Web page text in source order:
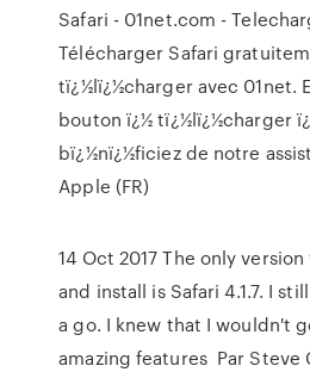
Safari - 01net.com -
Télécharger Safari
tï¿½lï¿½charger avec 01net.
bouton ï¿½ tï¿½lï¿½charger
bï¿½nï¿½ficiez de notre
Apple (FR)
14 Oct 2017 The only
and install is Safari 4.1.7. I
a go. I knew that I wouldn't
amazing features Par Steve